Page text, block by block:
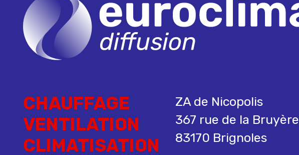
CHAUFFAGE
VENTILATION
CLIMATISATION
ZA de Nicopolis
367 rue de la Bruyère
83170 Brignoles